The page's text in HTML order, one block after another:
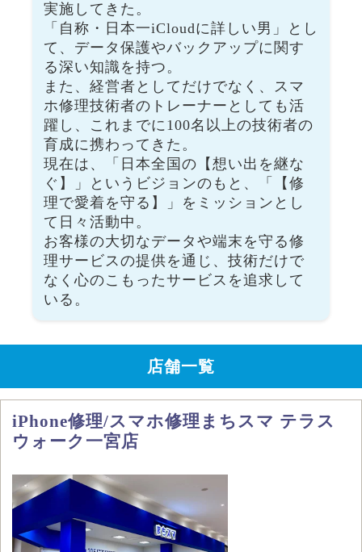
実施してきた。
「自称・日本一iCloudに詳しい男」とし
て、データ保護やバックアップに関す
る深い知識を持つ。
また、経営者としてだけでなく、スマ
ホ修理技術者のトレーナーとしても活
躍し、これまでに100名以上の技術者の
育成に携わってきた。
現在は、「日本全国の【想い出を継な
ぐ】」というビジョンのもと、「【修
理で愛着を守る】」をミッションとし
て日々活動中。
お客様の大切なデータや端末を守る修
理サービスの提供を通じ、技術だけで
なく心のこもったサービスを追求して
いる。
店舗一覧
iPhone修理/スマホ修理まちスマ テラス
ウォーク一宮店